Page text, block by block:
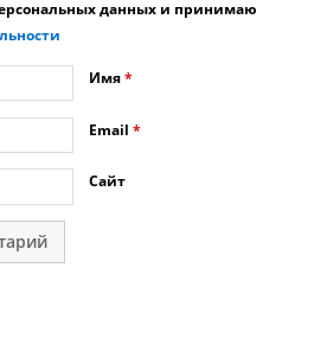
данных и принимаю
Имя*
Email*
Сайт